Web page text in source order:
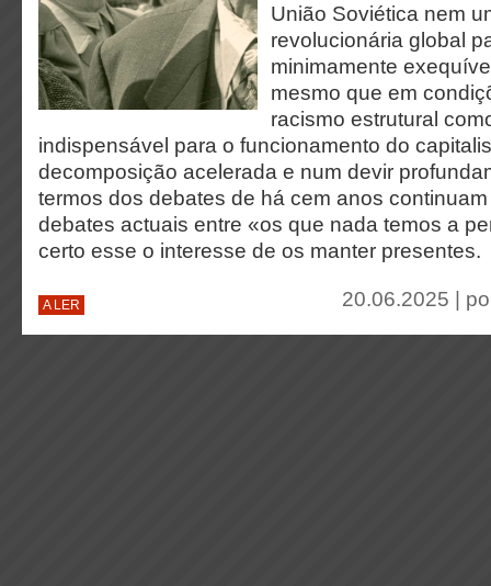
União Soviética nem
revolucionária global
minimamente
mesmo que em
racismo estrutural
indispensável para o funcionamento do
decomposição acelerada e num devir
termos dos debates de há cem anos
debates actuais entre «os que nada temos a
certo esse o interesse de os manter presentes.
A LER 20.06.2025 |